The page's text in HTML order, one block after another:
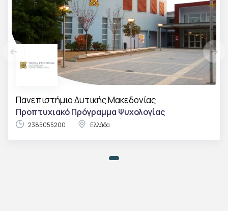
Πανεπιστήμιο Δυτικής Μακεδονίας
Προπτυχιακό Πρόγραμμα Ψυχολογίας
2385055200 Ελλάδα